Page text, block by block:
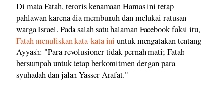
Di mata Fatah, teroris kenamaan Hamas ini tetap
pahlawan karena dia membunuh dan melukai ratusan
warga Israel. Pada salah satu halaman Facebook faksi itu,
Fatah menuliskan kata-kata ini untuk mengatakan tentang
Ayyash: "Para revolusioner tidak pernah mati; Fatah
bersumpah untuk tetap berkomitmen dengan para
syuhadah dan jalan Yasser Arafat."